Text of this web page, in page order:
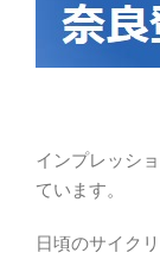
インプレッシ
ています。
日頃のサイク